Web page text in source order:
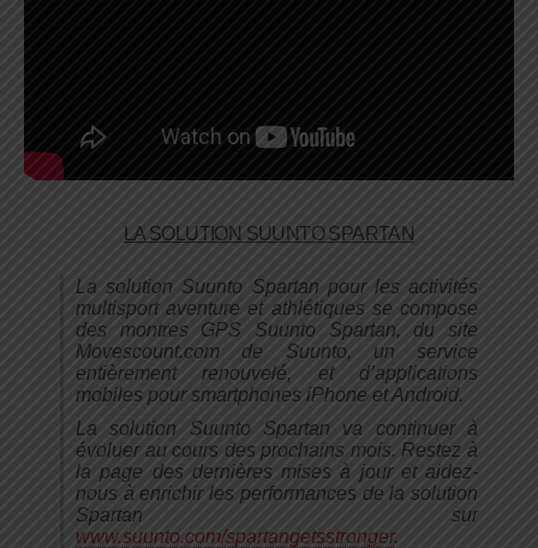
LA SOLUTION SUUNTO SPARTAN
La solution Suunto Spartan pour les activités
multisport aventure et athlétiques se compose
des montres GPS Suunto Spartan, du site
Movescount.com de Suunto, un service
entièrement renouvelé, et d’applications
mobiles pour smartphones iPhone et Android.
La solution Suunto Spartan va continuer à
évoluer au cours des prochains mois. Restez à
la page des dernières mises à jour et aidez-
nous à enrichir les performances de la solution
Spartan sur
www.suunto.com/spartangetsstronger.